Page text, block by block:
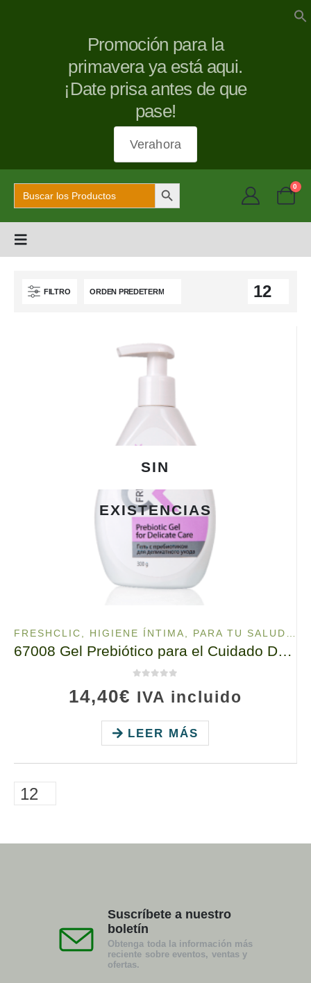
Promoción para la
primavera ya está aqui.
¡Date prisa antes de que
pase!
Verahora
Buscar: Botón de búsqueda 0
FILTRO
SIN
EXISTENCIAS
FRESHCLIC, HIGIENE ÍNTIMA, PARA TU SALUD ,
67008 Gel Prebiótico para el Cuidado Delicado, TianDe, Freshclic, 300g, En armonía con el cuerpo
14,40€ IVA incluido
LEER MÁS
Suscríbete a nuestro
boletín
Obtenga toda la información más
reciente sobre eventos, ventas y
ofertas.